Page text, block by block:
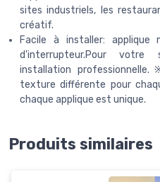
sites industriels, les
créatif.
Facile à installer: applique
d'interrupteur.Pour votre
installation
texture différente pour
chaque applique est unique.
Produits similaires